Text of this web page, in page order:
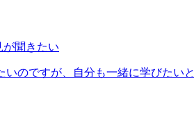
聞きたい
のですが、自分も一緒に学びた